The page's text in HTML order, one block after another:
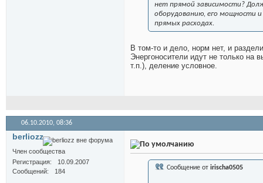
нет прямой зависимости?
оборудованию, его мощности
прямых расходах.
В том-то и дело, норм нет, и
Энергоносители идут не только на
т.п.), деление условное.
06.10.2010, 08:36
berliozz
Член сообщества
Регистрация
10.09.2007
Сообщений
184 Сообщение от irischa0505